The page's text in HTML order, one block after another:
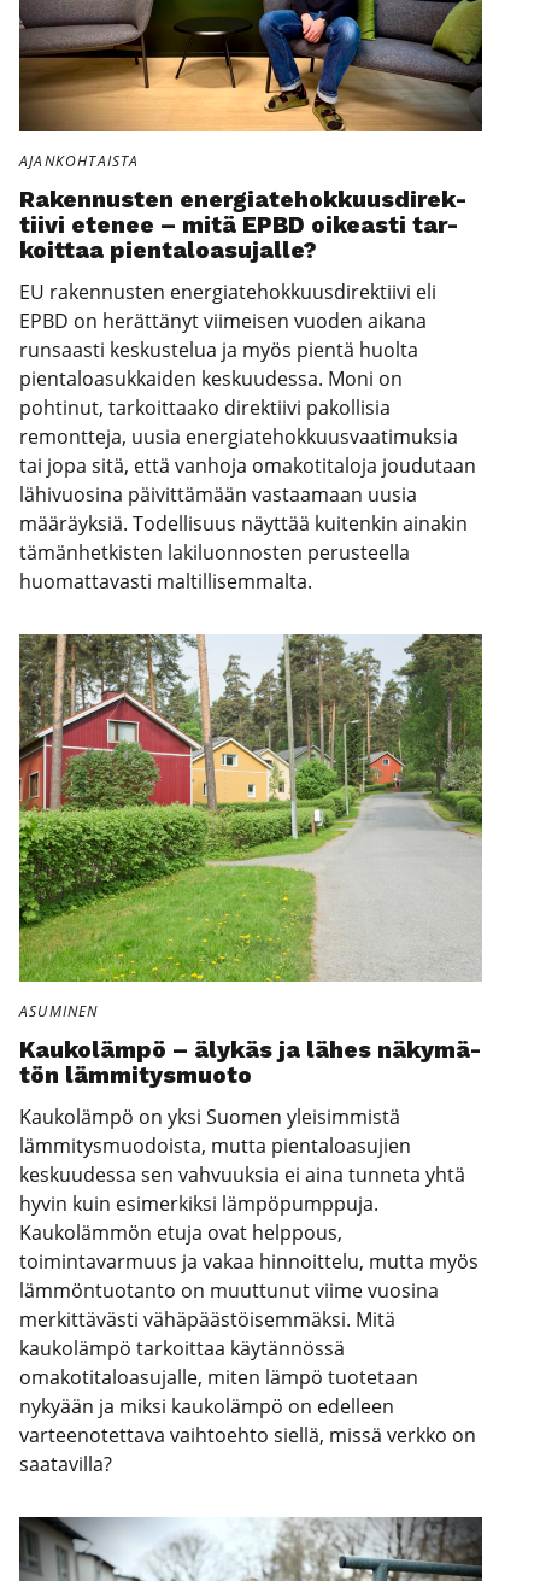
AJANKOHTAISTA
Raken­nus­ten ener­gia­te­hok­kuus­di­rek­
tii­vi ete­nee – mitä EPBD oikeas­ti tar­
koit­taa pien­ta­loa­su­jal­le?
EU rakennusten energiatehokkuusdirektiivi eli
EPBD on herättänyt viimeisen vuoden aikana
runsaasti keskustelua ja myös pientä huolta
pientaloasukkaiden keskuudessa. Moni on
pohtinut, tarkoittaako direktiivi pakollisia
remontteja, uusia energiatehokkuusvaatimuksia
tai jopa sitä, että vanhoja omakotitaloja joudutaan
lähivuosina päivittämään vastaamaan uusia
määräyksiä. Todellisuus näyttää kuitenkin ainakin
tämänhetkisten lakiluonnosten perusteella
huomattavasti maltillisemmalta.
ASUMINEN
Kau­ko­läm­pö – äly­käs ja lähes näky­mä­
tön läm­mi­tys­muo­to
Kaukolämpö on yksi Suomen yleisimmistä
lämmitysmuodoista, mutta pientaloasujien
keskuudessa sen vahvuuksia ei aina tunneta yhtä
hyvin kuin esimerkiksi lämpöpumppuja.
Kaukolämmön etuja ovat helppous,
toimintavarmuus ja vakaa hinnoittelu, mutta myös
lämmöntuotanto on muuttunut viime vuosina
merkittävästi vähäpäästöisemmäksi. Mitä
kaukolämpö tarkoittaa käytännössä
omakotitaloasujalle, miten lämpö tuotetaan
nykyään ja miksi kaukolämpö on edelleen
varteenotettava vaihtoehto siellä, missä verkko on
saatavilla?